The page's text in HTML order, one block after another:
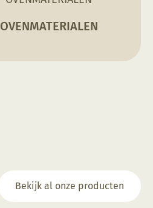
OVENMATERIALEN
Bekijk al onze producten